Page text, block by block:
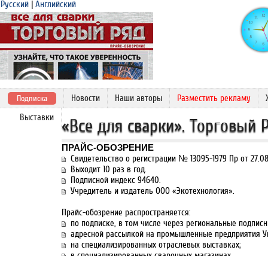
Русский Английский
Подписка Новости Наши авторы Разместить рекламу
Выставки
«Все для сварки». Торговый
ПРАЙС-ОБОЗРЕНИЕ
Свидетельство о регистрации № 13095-1979 Пр от
Выходит 10 раз в год.
Подписной индекс 94640.
Учредитель и издатель ООО «Экотехнология».
Прайс-обозрение распространяется:
по подписке, в том числе через региональные
адресной рассылкой на промышленные предприятия
на специализированных отраслевых выставках;